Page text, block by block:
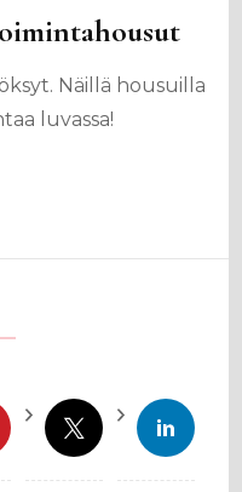
Näillä housuilla
luvassa!